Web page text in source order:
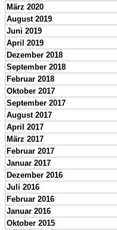
März 2020
August 2019
Juni 2019
April 2019
Dezember 2018
September 2018
Februar 2018
Oktober 2017
September 2017
August 2017
April 2017
März 2017
Februar 2017
Januar 2017
Dezember 2016
Juli 2016
Februar 2016
Januar 2016
Oktober 2015